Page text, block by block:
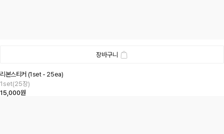
장바구니
리본스티커 (1set - 25ea)
1set(25장)
15,000원